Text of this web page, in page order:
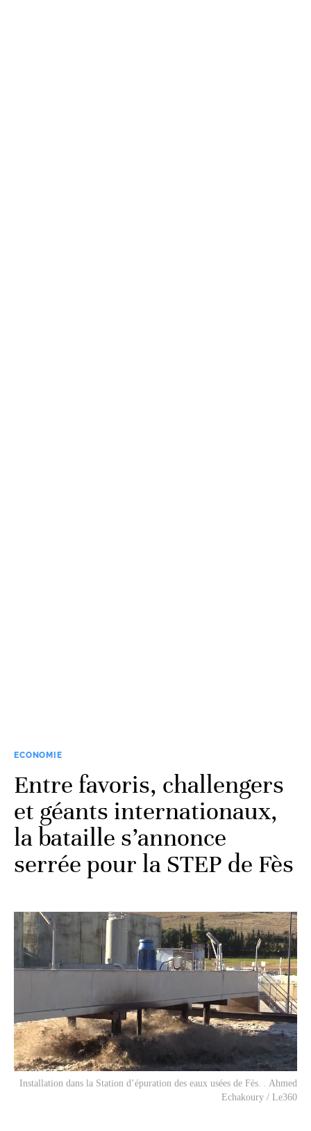
ECONOMIE
Entre favoris, challengers
et géants internationaux,
la bataille s’annonce
serrée pour la STEP de Fès
Installation dans la Station d’épuration des eaux usées de Fès. . Ahmed
Echakoury / Le360